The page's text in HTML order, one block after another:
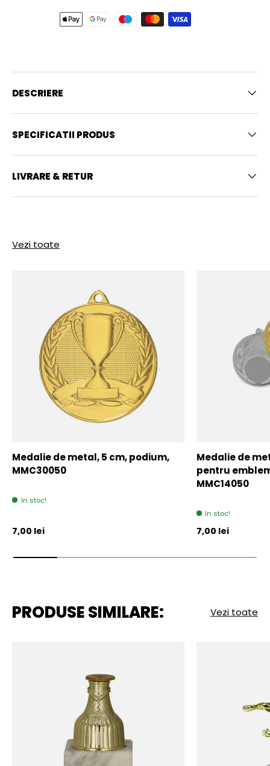
DESCRIERE
SPECIFICATII PRODUS
LIVRARE & RETUR
Vezi toate
Medalie de metal, 5 cm, podium,
MMC30050
In stoc!
Pret initial
7,00 lei
Medalie de
pentru
MMC14050
In stoc!
Pret initial
7,00 lei
PRODUSE SIMILARE: Vezi toate